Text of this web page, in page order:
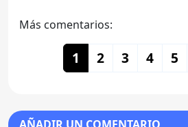
Más comentarios:
1 2 3 4 5
AÑADIR UN COMENTARIO